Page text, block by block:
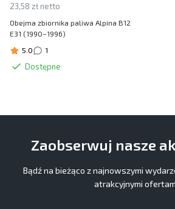
23,58 zł netto
Obejma zbiornika paliwa Alpina B12
E31 (1990–1996)
5.0
1
Dostępne
Zaobserwuj nasze
Bądź na bieżąco z najnowszymi
atrakcyjnymi